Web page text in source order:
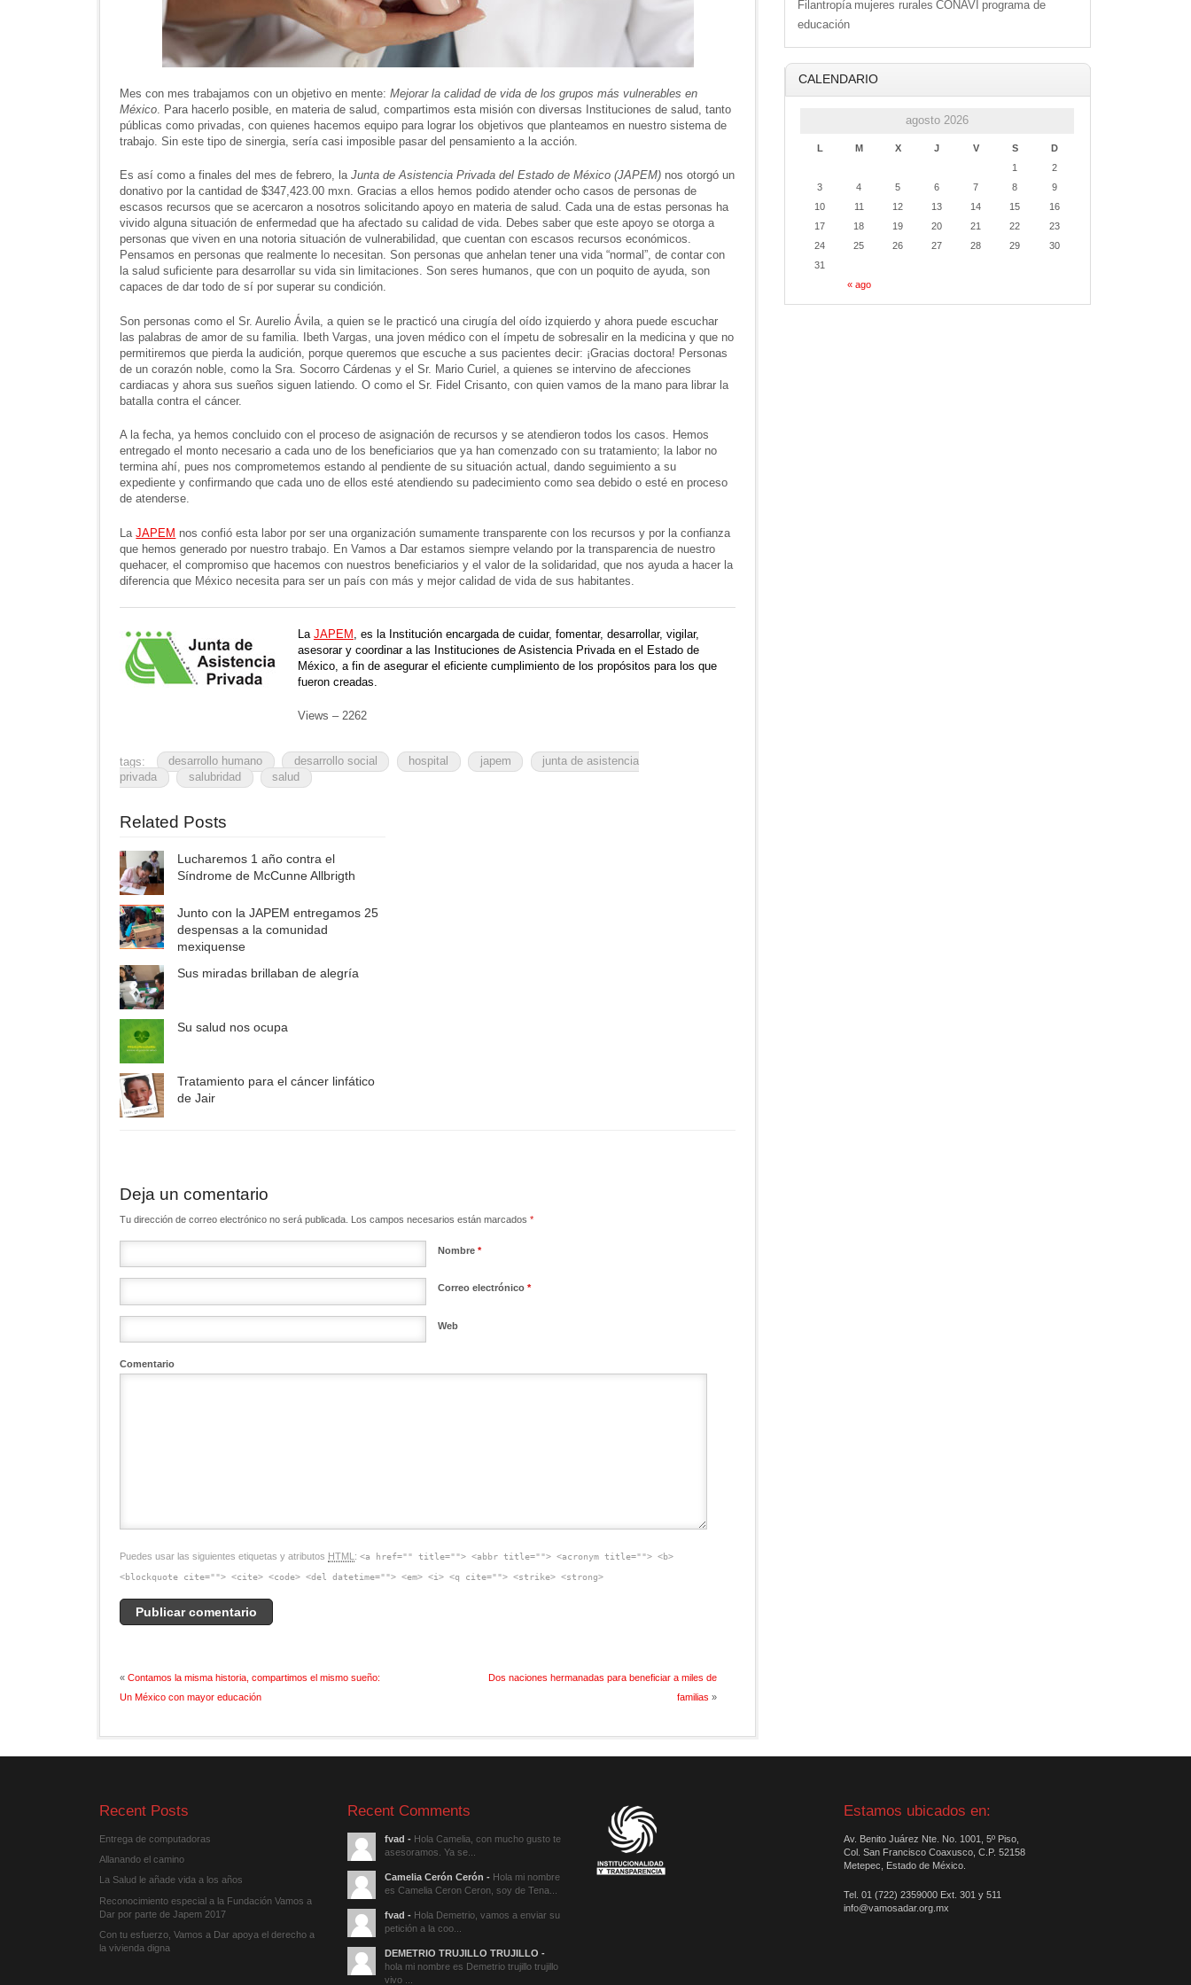
Mes con mes trabajamos con un objetivo en mente:Mejorar la calidad de vida de los grupos más vulnerables en
México . Para hacerlo posible, en materia de salud, compartimos esta misión con diversas Instituciones de salud, tanto
públicas como privadas, con quienes hacemos equipo para lograr los objetivos que planteamos en nuestro sistema de
trabajo. Sin este tipo de sinergia, sería casi imposible pasar del pensamiento a la acción.
Es así como a finales del mes de febrero, laJunta de Asistencia Privada del Estado de México (JAPEM) nos otorgó un
donativo por la cantidad de $347,423.00 mxn. Gracias a ellos hemos podido atender ocho casos de personas de
escasos recursos que se acercaron a nosotros solicitando apoyo en materia de salud. Cada una de estas personas ha
vivido alguna situación de enfermedad que ha afectado su calidad de vida. Debes saber que este apoyo se otorga a
personas que viven en una notoria situación de vulnerabilidad, que cuentan con escasos recursos económicos.
Pensamos en personas que realmente lo necesitan. Son personas que anhelan tener una vida “normal”, de contar con
la salud suficiente para desarrollar su vida sin limitaciones. Son seres humanos, que con un poquito de ayuda, son
capaces de dar todo de sí por superar su condición.
Son personas como el Sr. Aurelio Ávila, a quien se le practicó una cirugía del oído izquierdo y ahora puede escuchar
las palabras de amor de su familia. Ibeth Vargas, una joven médico con el ímpetu de sobresalir en la medicina y que no
permitiremos que pierda la audición, porque queremos que escuche a sus pacientes decir: ¡Gracias doctora! Personas
de un corazón noble, como la Sra. Socorro Cárdenas y el Sr. Mario Curiel, a quienes se intervino de afecciones
cardiacas y ahora sus sueños siguen latiendo. O como el Sr. Fidel Crisanto, con quien vamos de la mano para librar la
batalla contra el cáncer.
A la fecha, ya hemos concluido con el proceso de asignación de recursos y se atendieron todos los casos. Hemos
entregado el monto necesario a cada uno de los beneficiarios que ya han comenzado con su tratamiento; la labor no
termina ahí, pues nos comprometemos estando al pendiente de su situación actual, dando seguimiento a su
expediente y confirmando que cada uno de ellos esté atendiendo su padecimiento como sea debido o esté en proceso
de atenderse.
LaJAPEM nos confió esta labor por ser una organización sumamente transparente con los recursos y por la confianza
que hemos generado por nuestro trabajo. En Vamos a Dar estamos siempre velando por la transparencia de nuestro
quehacer, el compromiso que hacemos con nuestros beneficiarios y el valor de la solidaridad, que nos ayuda a hacer la
diferencia que México necesita para ser un país con más y mejor calidad de vida de sus habitantes.
La JAPEM
, es la Institución encargada de cuidar, fomentar, desarrollar, vigilar,
asesorar y coordinar a las Instituciones de Asistencia Privada en el Estado de
México, a fin de asegurar el eficiente cumplimiento de los propósitos para los que
fueron creadas.
Views – 2262
tags: desarrollo humano desarrollo social hospital japem
junta de asistencia
privada
salubridad salud
Related Posts
Lucharemos 1 año contra el
Síndrome de McCunne Allbrigth
Junto con la JAPEM entregamos 25
despensas a la comunidad
mexiquense
Sus miradas brillaban de alegría
Su salud nos ocupa
Tratamiento para el cáncer linfático
de Jair
Deja un comentario
Tu dirección de correo electrónico no será publicada. Los campos necesarios están marcados*
Nombre *
Correo electrónico *
Web
Comentario
Puedes usar las siguientes etiquetas y atributos HTML :<a href="" title=""> <abbr title=""> <acronym title=""> <b>
<blockquote cite=""> <cite> <code> <del datetime=""> <em> <i> <q cite=""> <strike> <strong>
«Contamos la misma historia, compartimos el mismo sueño:
Un México con mayor educación
Dos naciones hermanadas para beneficiar a miles de
familias »
Filantropía mujeres rurales CONAVI programa de
educación
CALENDARIO
agosto 2026
L M X J V S D
« ago
1
2
3
4 5 6 7 8
9
10
11 12 13 14 15
16
17
18 19 20 21 22
23
24
25 26 27 28 29
30
31
Recent Posts
Entrega de computadoras
Allanando el camino
La Salud le añade vida a los años
Reconocimiento especial a la Fundación Vamos a
Dar por parte de Japem 2017
Con tu esfuerzo, Vamos a Dar apoya el derecho a
la vivienda digna
Recent Comments
fvad - Hola Camelia, con mucho gusto te
asesoramos. Ya se...
Camelia Cerón Cerón - Hola mi nombre
es Camelia Ceron Ceron, soy de Tena...
fvad - Hola Demetrio, vamos a enviar su
petición a la coo...
DEMETRIO TRUJILLO TRUJILLO -
hola mi nombre es Demetrio trujillo trujillo
vivo ...
Estamos ubicados en:
Av. Benito Juárez Nte. No. 1001, 5º Piso,
Col. San Francisco Coaxusco, C.P. 52158
Metepec, Estado de México.
Tel. 01 (722) 2359000 Ext. 301 y 511
info@vamosadar.org.mx